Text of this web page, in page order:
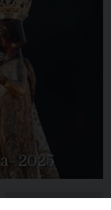
2025